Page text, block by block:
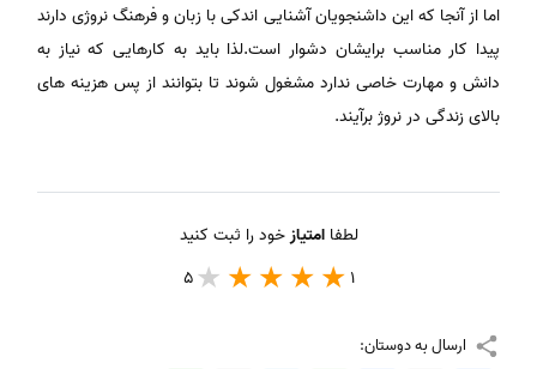
اما از آنجا که این داشنجویان آشنایی اندکی با زبان و فرهنگ نروژی دارند
پیدا کار مناسب برایشان دشوار است.لذا باید به کارهایی که نیاز به
دانش و مهارت خاصی ندارد مشغول شوند تا بتوانند از پس هزینه های
بالای زندگی در نروژ برآیند.
لطفاامتیازخود را ثبت کنید
1
5
ارسال به دوستان: